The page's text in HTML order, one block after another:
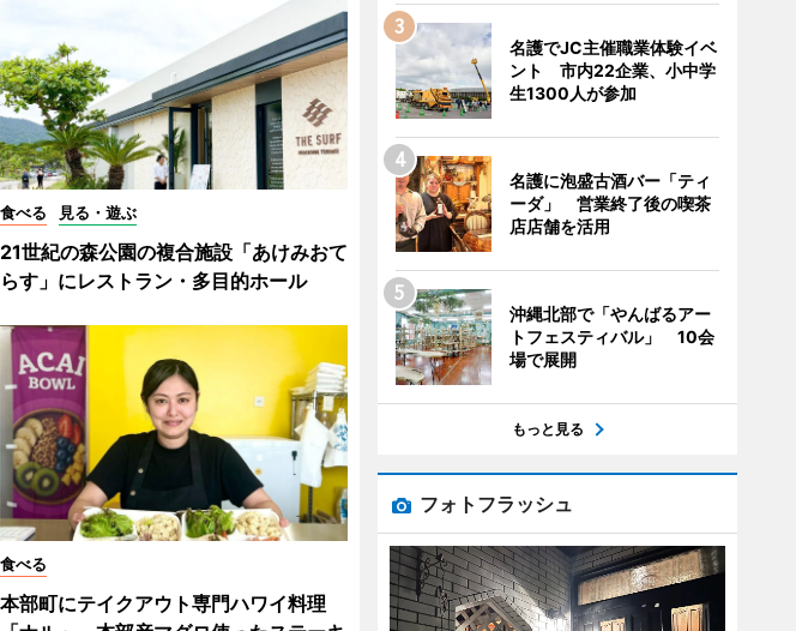
食べる 見る・遊ぶ
21世紀の森公園の複合施設「あけみおて
らす」にレストラン・多目的ホール
食べる
本部町にテイクアウト専門ハワイ料理
名護でJC主催職業体験イベ
ント 市内22企業、小中学
生1300人が参加
名護に泡盛古酒バー「ティ
ーダ」 営業終了後の喫茶
店店舗を活用
沖縄北部で「やんばるアー
トフェスティバル」 10会
場で展開
もっと見る
フォトフラッシュ